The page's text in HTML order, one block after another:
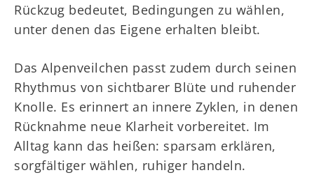
Rückzug bedeutet, Bedingungen zu wählen,
unter denen das Eigene erhalten bleibt.
Das Alpenveilchen passt zudem durch seinen
Rhythmus von sichtbarer Blüte und ruhender
Knolle. Es erinnert an innere Zyklen, in denen
Rücknahme neue Klarheit vorbereitet. Im
Alltag kann das heißen: sparsam erklären,
sorgfältiger wählen, ruhiger handeln.